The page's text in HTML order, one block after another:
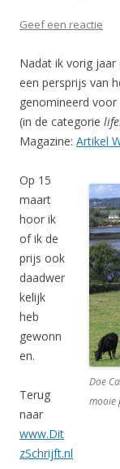
Geef een reactie
Nadat ik vorig
een persprijs van
genomineerd voor
(in de categorie
Magazine: Artikel
Doe
mooie
Op 15
maart
hoor ik
of ik de
prijs ook
daadwer
kelijk
heb
gewonn
en.
Terug
naar
www.Dit
zSchrijft.nl